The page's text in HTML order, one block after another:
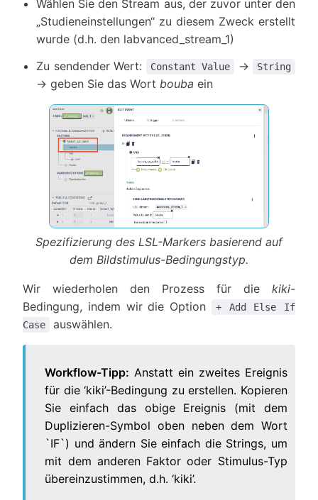
Wählen Sie den Stream aus, der zuvor unter den
„Studieneinstellungen“ zu diesem Zweck erstellt
wurde (d.h. den labvanced_stream_1)
Zu sendender Wert:
Constant Value → String
→ geben Sie das Wortbouba ein
Spezifizierung des LSL-Markers basierend auf
dem Bildstimulus-Bedingungstyp.
Wir wiederholen den Prozess für die kiki-
Bedingung, indem wir die Option
+ Add Else If
Case
auswählen.
Workflow-Tipp: Anstatt ein zweites Ereignis
für die ‘kiki’-Bedingung zu erstellen. Kopieren
Sie einfach das obige Ereignis (mit dem
Duplizieren-Symbol oben neben dem Wort
`IF`) und ändern Sie einfach die Strings, um
mit dem anderen Faktor oder Stimulus-Typ
übereinzustimmen, d.h. ‘kiki’.